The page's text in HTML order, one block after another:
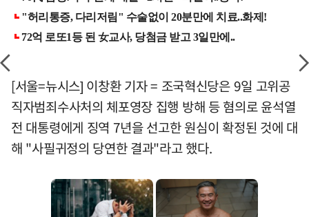
[서울=뉴시스] 이창환 기자 = 조국혁신당은 9일 고위공
직자범죄수사처의 체포영장 집행 방해 등 혐의로 윤석열
전 대통령에게 징역 7년을 선고한 원심이 확정된 것에 대
해 "사필귀정의 당연한 결과"라고 했다.